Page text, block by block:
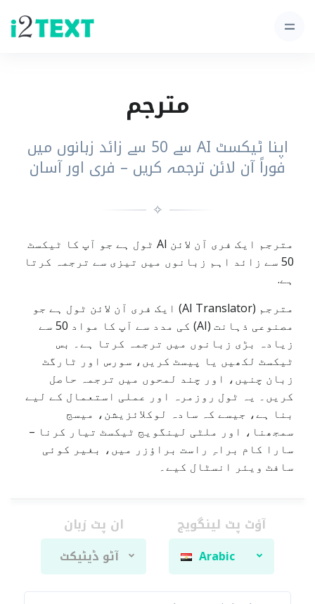
مترجم
اپنا ٹیکسٹ AI سے 50 سے زائد زبانوں میں
فوراً آن لائن ترجمہ کریں – فری اور آسان
✧
مترجم ایک فری آن لائن AI ٹول ہے جو آپ کا ٹیکسٹ
50 سے زائد اہم زبانوں میں تیزی سے ترجمہ کرتا
ہے.
مترجم (AI Translator) ایک فری آن لائن ٹول ہے جو
مصنوعی ذہانت (AI) کی مدد سے آپ کا مواد 50 سے
زیادہ بڑی زبانوں میں ترجمہ کرتا ہے۔ بس
ٹیکسٹ لکھیں یا پیسٹ کریں، سورس اور ٹارگٹ
زبان چنیں، اور چند لمحوں میں ترجمہ حاصل
کریں۔ یہ ٹول روزمرہ اور عملی استعمال کے لیے
بنا ہے، جیسے کہ سادہ لوکلائزیشن، میسج
سمجھنا، اور ملٹی لینگویج ٹیکسٹ تیار کرنا –
سارا کام براہِ راست براؤزر میں، بغیر کوئی
سافٹ ویئر انسٹال کیے۔
ان پٹ زبان
آٹو ڈیٹیکٹ
آؤٹ پٹ لینگویج
Arabic